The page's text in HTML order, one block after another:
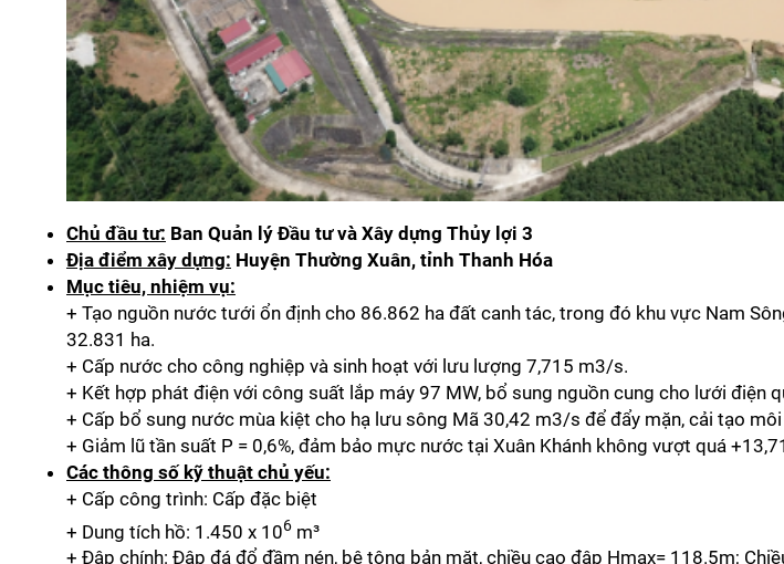
Chủ đầu tư: Ban Quản lý Đầu tư và Xây dựng Thủy lợi 3
Địa điểm xây dựng: Huyện Thường Xuân, tỉnh Thanh Hóa
Mục tiêu, nhiệm vụ:
+ Tạo nguồn nước tưới ổn định cho 86.862 ha đất canh tác, trong đó khu vực Nam
32.831 ha.
+ Cấp nước cho công nghiệp và sinh hoạt với lưu lượng 7,715 m3/s.
+ Kết hợp phát điện với công suất lắp máy 97 MW, bổ sung nguồn cung cho lưới điện
+ Cấp bổ sung nước mùa kiệt cho hạ lưu sông Mã 30,42 m3/s để đẩy mặn, cải tạo
+ Giảm lũ tần suất P = 0,6%, đảm bảo mực nước tại Xuân Khánh không vượt quá
Các thông số kỹ thuật chủ yếu:
+ Cấp công trình: Cấp đặc biệt
+ Dung tích hồ: 1.450 x 106 m³
+ Đập chính: Đập đá đổ đầm nén, bê tông bản mặt, chiều cao đập Hmax= 118.5m;